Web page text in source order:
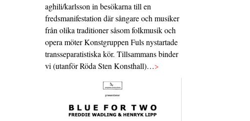
aghili/karlsson in besökarna till en
fredsmanifestation där sångare och musiker
från olika traditioner såsom folkmusik och
opera möter Konstgruppen Fuls nystartade
transseparatistiska kör. Tillsammans binder
vi (utanför Röda Sten Konsthall)…>